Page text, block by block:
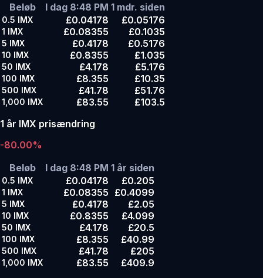
Beløb
I dag 8:48 PM 1 mdr. siden
0.5 IMX £0.04178 £0.05176
1 IMX £0.08355 £0.1035
5 IMX £0.4178 £0.5176
10 IMX £0.8355 £1.035
50 IMX £4.178 £5.176
100 IMX £8.355 £10.35
500 IMX £41.78 £51.76
1,000 IMX £83.55
£103.5
1 år IMX prisændring
-80.00%
Beløb
I dag 8:48 PM 1 år siden
0.5 IMX £0.04178 £0.205
1 IMX £0.08355 £0.4099
5 IMX £0.4178 £2.05
10 IMX £0.8355 £4.099
50 IMX £4.178 £20.5
100 IMX £8.355 £40.99
500 IMX £41.78 £205
1,000 IMX £83.55
£409.9